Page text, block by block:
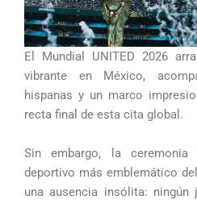
El Mundial UNITED 2026
vibrante en México,
hispanas y un marco
recta final de esta cita global.
Sin embargo, la
deportivo más emblemático
una ausencia insólita: ningún